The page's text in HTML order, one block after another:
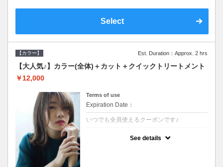
Select
【カラー】 Est. Duration：Approx. 2 hrs
【大人気♪】カラー(全体)＋カット＋クイックトリートメント
￥12,000
Terms of use
Expiration Date：
いつでも全員使えるクーポンです♪
See details